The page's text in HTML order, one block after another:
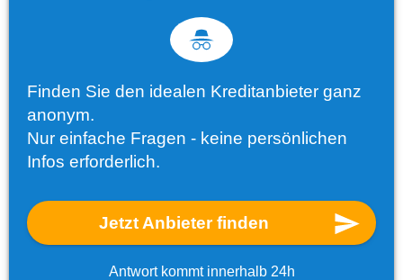
Finden Sie den idealen Kreditanbieter ganz
anonym.
Nur einfache Fragen - keine persönlichen
Infos erforderlich.
Jetzt Anbieter finden
Antwort kommt innerhalb 24h